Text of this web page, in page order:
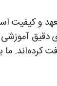
و کیفیت
دقیق